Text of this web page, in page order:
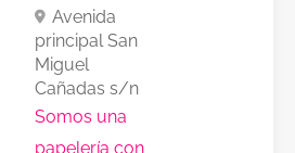
Avenida
principal San
Miguel
Cañadas s/n
Somos una
papelería con